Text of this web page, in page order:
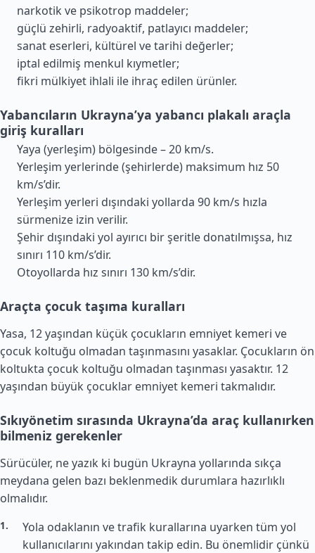
narkotik ve psikotrop maddeler;
güçlü zehirli, radyoaktif, patlayıcı maddeler;
sanat eserleri, kültürel ve tarihi değerler;
iptal edilmiş menkul kıymetler;
fikri mülkiyet ihlali ile ihraç edilen ürünler.
Yabancıların Ukrayna’ya yabancı plakalı araçla
giriş kuralları
Yaya (yerleşim) bölgesinde – 20 km/s.
Yerleşim yerlerinde (şehirlerde) maksimum hız 50
km/s’dir.
Yerleşim yerleri dışındaki yollarda 90 km/s hızla
sürmenize izin verilir.
Şehir dışındaki yol ayırıcı bir şeritle donatılmışsa, hız
sınırı 110 km/s’dir.
Otoyollarda hız sınırı 130 km/s’dir.
Araçta çocuk taşıma kuralları
Yasa, 12 yaşından küçük çocukların emniyet kemeri ve
çocuk koltuğu olmadan taşınmasını yasaklar. Çocukların ön
koltukta çocuk koltuğu olmadan taşınması yasaktır. 12
yaşından büyük çocuklar emniyet kemeri takmalıdır.
Sıkıyönetim sırasında Ukrayna’da araç kullanırken
bilmeniz gerekenler
Sürücüler, ne yazık ki bugün Ukrayna yollarında sıkça
meydana gelen bazı beklenmedik durumlara hazırlıklı
olmalıdır.
Yola odaklanın ve trafik kurallarına uyarken tüm yol
kullanıcılarını yakından takip edin. Bu önemlidir çünkü